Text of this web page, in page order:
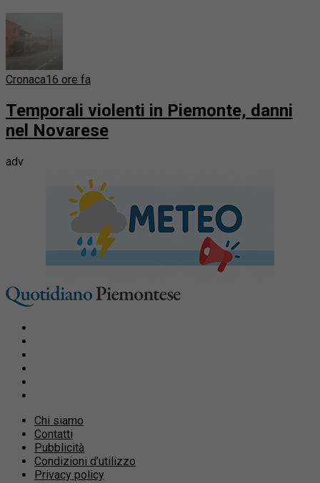
Cronaca16 ore fa
Temporali violenti in Piemonte, danni
nel Novarese
adv
Chi siamo
Contatti
Pubblicità
Condizioni d’utilizzo
Privacy policy